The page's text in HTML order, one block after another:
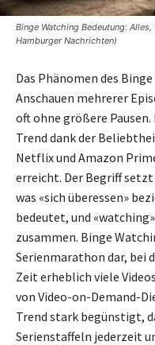
Binge Watching Bedeutung:
Hamburger Nachrichten)
Das Phänomen des
Anschauen mehrerer
oft ohne größere
Trend dank der
Netflix und Amazon
erreicht. Der Begriff setzt
was «sich überessen»
bedeutet, und
zusammen. Binge
Serienmarathon dar, bei
Zeit erheblich viele
von Video-on-Demand-
Trend stark begünstigt,
Serienstaffeln jederzeit